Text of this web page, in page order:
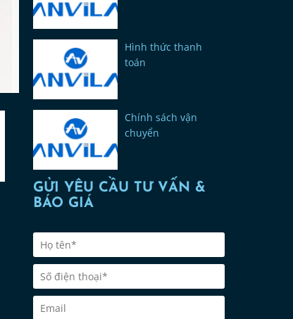
Hình thức thanh
toán
Chính sách vận
chuyển
GỬI YÊU CẦU TƯ VẤN &
BÁO GIÁ